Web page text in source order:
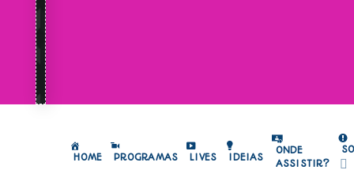
HOME PROGRAMAS LIVES IDEIAS
ONDE
ASSISTIR?